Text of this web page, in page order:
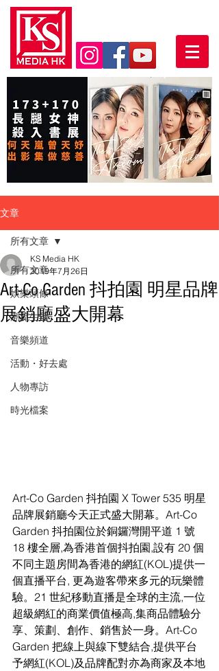
文章
所有文章
娛樂頭條
潮流生活
音樂頻道
活動・好去處
人物專訪
時光檔案
所有文章
Art-Co Garden 抖拍園 明星品牌
展銷廳盛大開幕
KS Media HK
2019年7月26日
Art-Co Garden 抖拍園 X Tower 535 明星
品牌展銷廳今天正式盛大開幕。Art-Co
Garden 抖拍園位於銅鑼灣開平道 1 號
18 樓全層,為香港首個抖拍園,設有 20 個
不同主題房間為香港的網紅(KOL)提供一
個直播平台, 更為遊客帶來多元的玩樂體
驗。21 世紀移動直播是全球的主流,一位
超級網紅的商業價值極高,集商品體驗分
享、策劃、創作、銷售於一身。Art-Co
Garden 把線上與線下雙結合,提供平台
予網紅(KOL)及品牌配對亦為商家及本地